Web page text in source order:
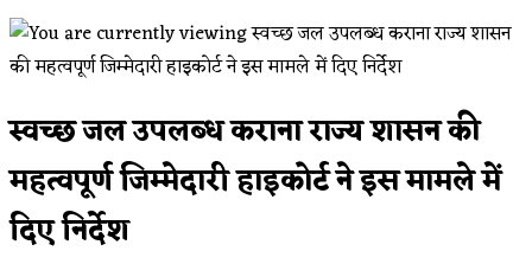
स्वच्छ जल उपलब्ध कराना राज्य शासन की
महत्वपूर्ण जिम्मेदारी हाइकोर्ट ने इस मामले में
दिए निर्देश